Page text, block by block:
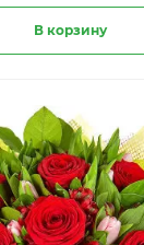
В корзину